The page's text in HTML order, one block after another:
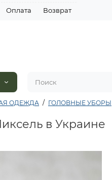
Оплата Возврат
ОДЕЖДА ГОЛОВНЫЕ УБОРЫ
в Украине